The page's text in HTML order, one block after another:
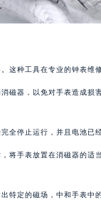
种工具在专业的钟表维修
磁器，以免对手表造成损害
停止运行，并且电池已
将手表放置在消磁器的适
定的磁场，中和手表中